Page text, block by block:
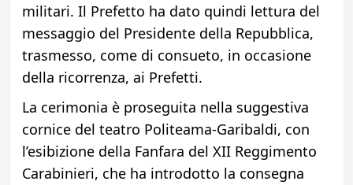
militari. Il Prefetto ha dato quindi lettura del
messaggio del Presidente della Repubblica,
trasmesso, come di consueto, in occasione
della ricorrenza, ai Prefetti.
La cerimonia è proseguita nella suggestiva
cornice del teatro Politeama-Garibaldi, con
l’esibizione della Fanfara del XII Reggimento
Carabinieri, che ha introdotto la consegna